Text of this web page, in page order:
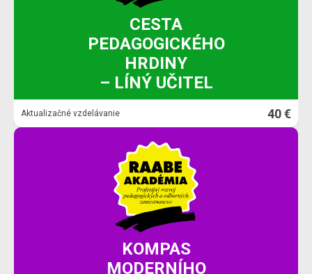
CESTA
PEDAGOGICKÉHO
HRDINY
– LÍNÝ UČITEL
Aktualizačné vzdelávanie 40 €
KOMPAS
MODERNÍHO